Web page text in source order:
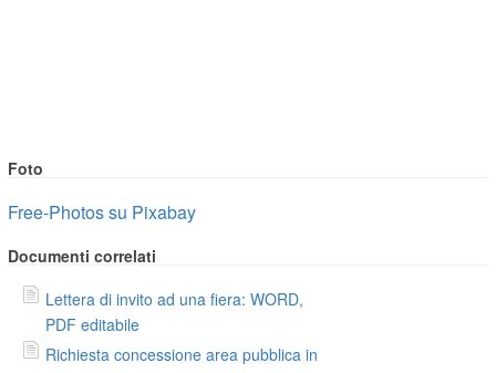
Foto
Free-Photos su Pixabay
Documenti correlati
Lettera di invito ad una fiera: WORD,
PDF editabile
Richiesta concessione area pubblica in